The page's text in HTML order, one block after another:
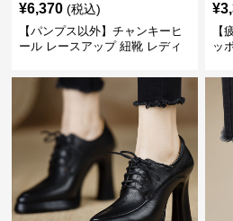
¥6,370 (税込)
【パンプス以外】チャンキーヒ
ール レースアップ 紐靴 レディ
ーツ スクエアトゥ 歩きやすい
¥
【
ッ
ジ